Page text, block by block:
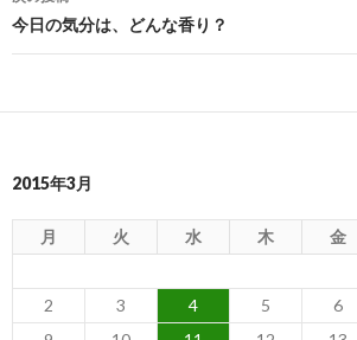
ナ
ゲ
シ
ョ
今日の気分は、どんな香り？
2015年3月
月 火 水 木 金
2
3 4 5 6